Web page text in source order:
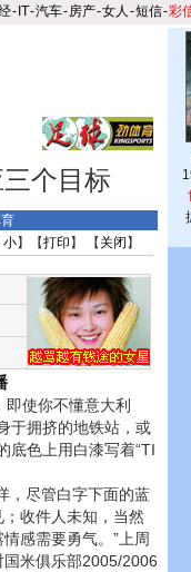
- IT-汽车-房产-女人 -短信-彩
个目标
小】【打印 】 【 关闭 】
使你不懂意大利
于拥挤的地铁站，或
底色上用白漆写着“TI
尽管白字下面的蓝
收件人未知，当然
感需要勇气。”上周
国米俱乐部2005/2006